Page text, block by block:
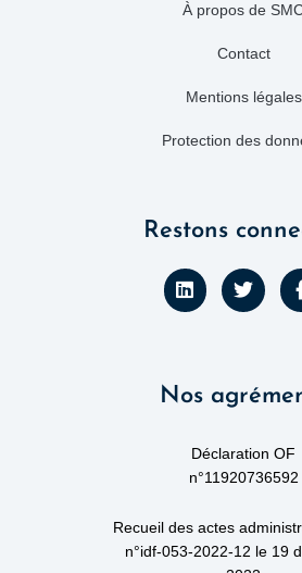
À propos de
Contact
Mentions légales
Protection des
Restons
L
i
n
i
T
w
i
r
Nos
Déclaration OF
n°11920736592
Recueil des actes
n°idf-053-2022-12 le 19